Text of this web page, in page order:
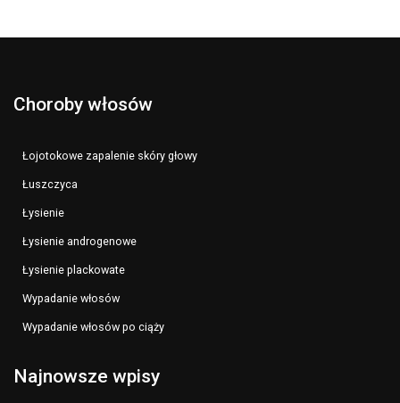
Choroby włosów
Łojotokowe zapalenie skóry głowy
Łuszczyca
Łysienie
Łysienie androgenowe
Łysienie plackowate
Wypadanie włosów
Wypadanie włosów po ciąży
Najnowsze wpisy